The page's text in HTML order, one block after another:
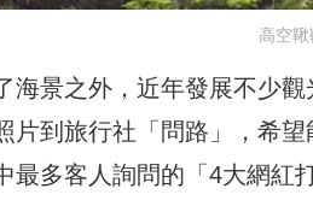
高空
海景之外，近年發展不少
片到旅行社「問路」，希
最多客人詢問的「4大網紅